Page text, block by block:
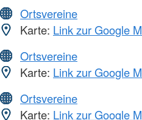
Ortsvereine
Karte: Link zur Google
Ortsvereine
Karte: Link zur Google
Ortsvereine
Karte: Link zur Google